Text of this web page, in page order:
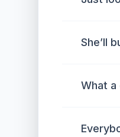
She’ll
What a